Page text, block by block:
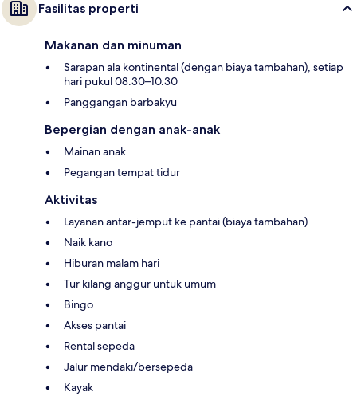
Fasilitas properti
Makanan dan minuman
Sarapan ala kontinental (dengan biaya tambahan), setiap
hari pukul 08.30–10.30
Panggangan barbakyu
Bepergian dengan anak-anak
Mainan anak
Pegangan tempat tidur
Aktivitas
Layanan antar-jemput ke pantai (biaya tambahan)
Naik kano
Hiburan malam hari
Tur kilang anggur untuk umum
Bingo
Akses pantai
Rental sepeda
Jalur mendaki/bersepeda
Kayak